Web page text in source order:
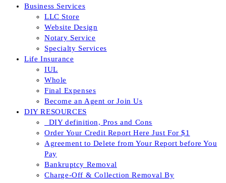
Business Services
LLC Store
Website Design
Notary Service
Specialty Services
Life Insurance
IUL
Whole
Final Expenses
Become an Agent or Join Us
DIY RESOURCES
_DIY definition, Pros and Cons
Order Your Credit Report Here Just For $1
Agreement to Delete from Your Report before You
Pay
Bankruptcy Removal
Charge-Off & Collection Removal By